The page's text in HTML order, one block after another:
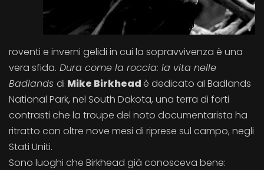
roventi e inverni gelidi in cui la sopravvivenza è una
vera sfida. Dura come la roccia: la vita nelle
Badlands di Mike Birkheadè dedicato al Badlands
National Park, nel South Dakota, una terra di forti
contrasti che la troupe del noto documentarista ha
ritratto con oltre nove mesi di riprese sul campo, negli
Stati Uniti.
Sono luoghi che Birkhead già conosceva bene: